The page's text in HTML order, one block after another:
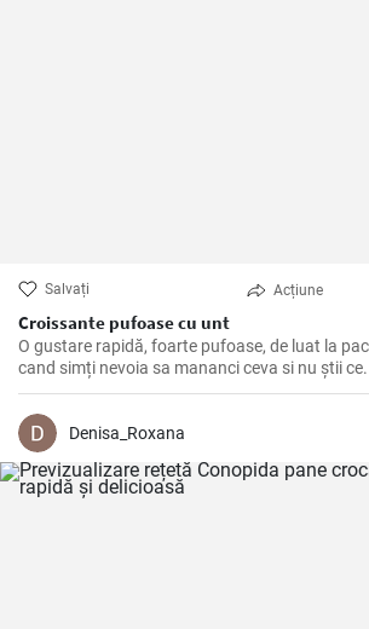
Salvați Acțiune
Croissante pufoase cu unt
O gustare rapidă, foarte pufoase, de luat la
cand simți nevoia sa mananci ceva si nu știi
dulceață sau cu tot felul de creme tartinabile,
fiecăruia.
Denisa_Roxana